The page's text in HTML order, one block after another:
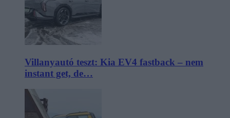
Villanyautó teszt: Kia EV4 fastback – nem
instant get, de…